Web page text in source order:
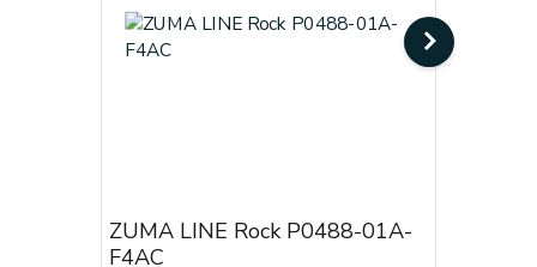
ZUMA LINE Rock P0488-01A-
F4AC